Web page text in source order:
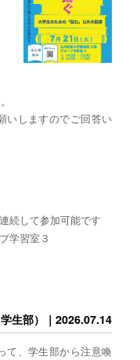
いしますのでご回答い
続して参加可能です
学習室３
生部）｜2026.07.14
て、学生部から注意喚